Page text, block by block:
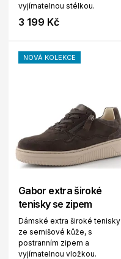
vyjímatelnou stélkou.
3 199 Kč
NOVÁ KOLEKCE
Gabor extra široké
tenisky se zipem
Dámské extra široké tenisky
ze semišové kůže, s
postranním zipem a
vyjímatelnou vložkou.